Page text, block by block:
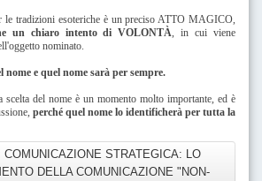
le tradizioni esoteriche è un preciso ATTO MAGICO,
un chiaro intento diVOLONTÀ, in cui viene
nominato.
e quel nome sarà per sempre.
del nome è un momento molto importante, ed è
perché quel nome lo identificherà per tutta la
COMUNICAZIONE STRATEGICA: LO
DELLA COMUNICAZIONE "NON-